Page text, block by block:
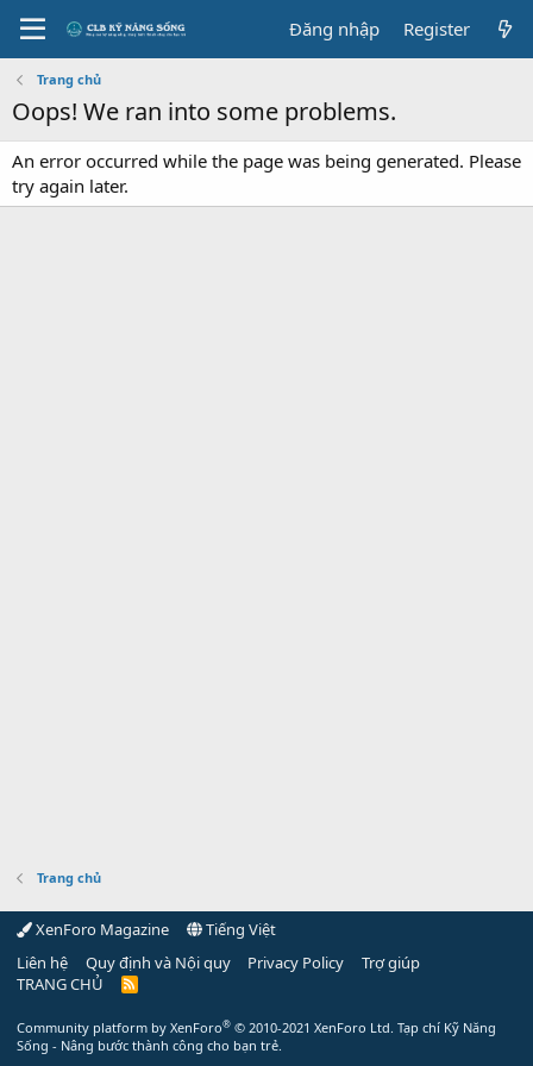
Đăng nhập Register
Trang chủ
Oops! We ran into some problems.
An error occurred while the page was being generated. Please
try again later.
Trang chủ
XenForo Magazine
Tiếng Việt
Liên hệ
Quy định và Nội quy Privacy Policy
Trợ giúp
TRANG CHỦ
R
Community platform by XenForo® © 2010-2021 XenForo Ltd. Tạp chí Kỹ Năng
Sống - Nâng bước thành công cho bạn trẻ.